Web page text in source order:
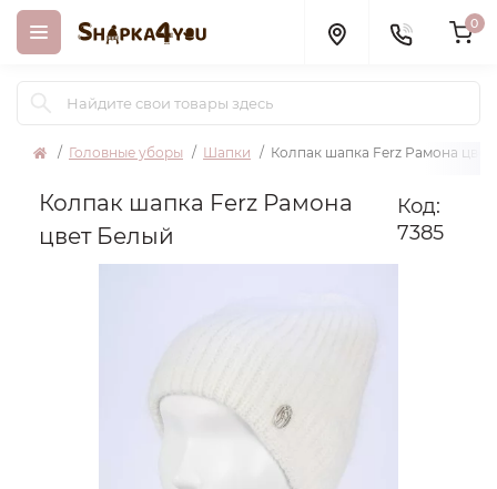
0
Головные уборы Шапки Колпак шапка Ferz Рамона
Колпак шапка Ferz Рамона
цвет Белый
Код:
7385